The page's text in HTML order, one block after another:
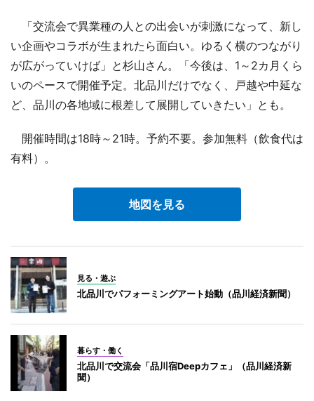
「交流会で異業種の人との出会いが刺激になって、新し
い企画やコラボが生まれたら面白い。ゆるく横のつながり
が広がっていけば」と杉山さん。「今後は、1～2カ月くら
いのペースで開催予定。北品川だけでなく、戸越や中延な
ど、品川の各地域に根差して展開していきたい」とも。
開催時間は18時～21時。予約不要。参加無料（飲食代は
有料）。
地図を見る
見る・遊ぶ
北品川でパフォーミングアート始動（品川経済新聞）
暮らす・働く
北品川で交流会「品川宿Deepカフェ」（品川経済新
聞）